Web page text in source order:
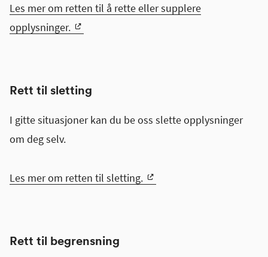
Les mer om retten til å rette eller supplere
opplysninger.
Rett til sletting
I gitte situasjoner kan du be oss slette opplysninger
om deg selv.
Les mer om retten til sletting.
Rett til begrensning